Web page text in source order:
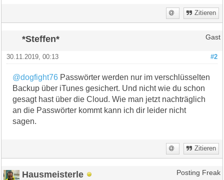
Zitieren
*Steffen* Gast
#2
30.11.2019, 00:13
@dogfight76 Passwörter werden nur im verschlüsselten
Backup über iTunes gesichert. Und nicht wie du schon
gesagt hast über die Cloud. Wie man jetzt nachträglich
an die Passwörter kommt kann ich dir leider nicht
sagen.
Zitieren
Hausmeisterle Posting Freak